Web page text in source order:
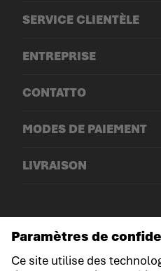
SERVICE CLIENTÈLE
ENTREPRISE
CONTATTO
MODES DE PAIEMENT
LIVRAISON
© LOWA Sportschuhe GmbH